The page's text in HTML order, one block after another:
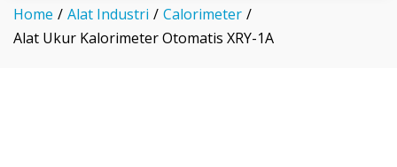
Home / Alat Industri / Calorimeter /
Alat Ukur Kalorimeter Otomatis XRY-1A